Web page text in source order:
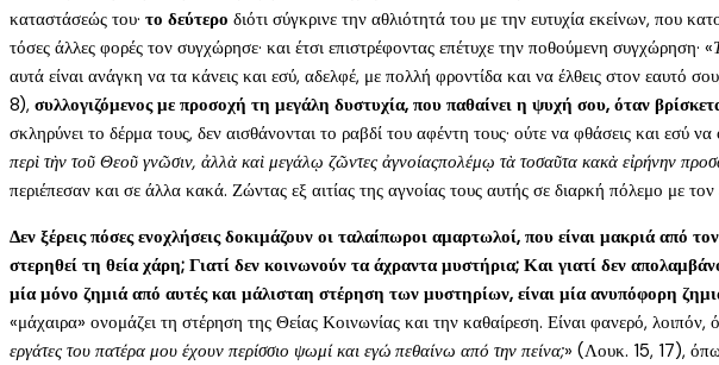
καταστάσεώς του· το δεύτερο διότι σύγκρινε την αθλιότητά του με την ευτυχία εκείνων, που
τόσες άλλες φορές τον συγχώρησε· και έτσι επιστρέφοντας επέτυχε την ποθούμενη συγχώρηση· «
αυτά είναι ανάγκη να τα κάνεις και εσύ, αδελφέ, με πολλή φροντίδα και να έλθεις στον εαυτό
8), συλλογιζόμενος με προσοχή τη μεγάλη δυστυχία, που παθαίνει η ψυχή σου, όταν
σκληρύνει το δέρμα τους, δεν αισθάνονται το ραβδί του αφέντη τους· ούτε να φθάσεις και
περὶ τὴν τοῦ Θεοῦ γνῶσιν, ἀλλὰ καὶ μεγάλῳ ζῶντες ἀγνοίαςπολέμῳ τὰ τοσαῦτα κακὰ εἰρήνην
περιέπεσαν και σε άλλα κακά. Ζώντας εξ αιτίας της αγνοίας τους αυτής σε διαρκή πόλεμο με
Δεν ξέρεις πόσες ενοχλήσεις δοκιμάζουν οι ταλαίπωροι αμαρτωλοί, που είναι μακριά από
στερηθεί τη θεία χάρη; Γιατί δεν κοινωνούν τα άχραντα μυστήρια; Και γιατί δεν
μία μόνο ζημιά από αυτές και μάλισταη στέρηση των μυστηρίων, είναι μία ανυπόφορη
«μάχαιρα» ονομάζει τη στέρηση της Θείας Κοινωνίας και την καθαίρεση. Είναι φανερό,
εργάτες του πατέρα μου έχουν περίσσιο ψωμί και εγώ πεθαίνω από την πείνα;» (Λουκ. 15, 17),